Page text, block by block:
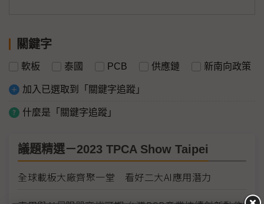
關鍵字
軟板 泰國 PCB 供應鏈 新南向政策
加入已選取到「關鍵字追蹤」
什麼是「關鍵字追蹤」
議題精選－2023 TPCA Show Taipei
全球載板大廠齊聚一堂 看好二大AI應用潛力